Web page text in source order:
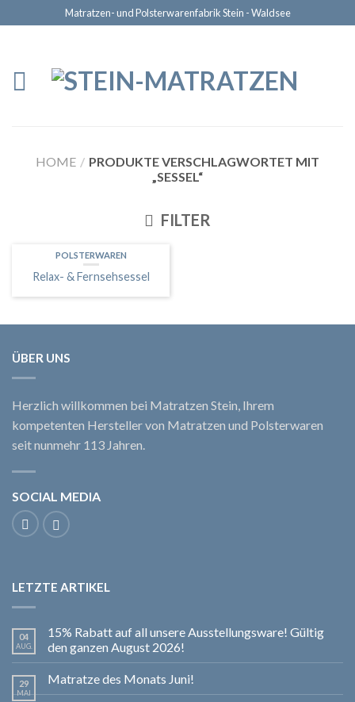
Matratzen- und Polsterwarenfabrik Stein - Waldsee
HOME / PRODUKTE VERSCHLAGWORTET MIT
„SESSEL“
FILTER
POLSTERWAREN
Relax- & Fernsehsessel
ÜBER UNS
Herzlich willkommen bei Matratzen Stein, Ihrem
kompetenten Hersteller von Matratzen und Polsterwaren
seit nunmehr 113 Jahren.
SOCIAL MEDIA
LETZTE ARTIKEL
04
AUG.
15% Rabatt auf all unsere Ausstellungsware! Gültig
den ganzen August 2026!
29
MAI
Matratze des Monats Juni!